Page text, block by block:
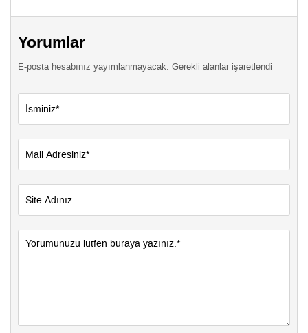
Yorumlar
E-posta hesabınız yayımlanmayacak. Gerekli alanlar işaretlendi